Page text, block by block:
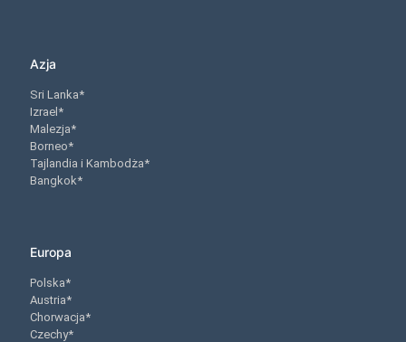
Azja
Sri Lanka*
Izrael*
Malezja*
Borneo*
Tajlandia i Kambodża*
Bangkok*
Europa
Polska*
Austria*
Chorwacja*
Czechy*